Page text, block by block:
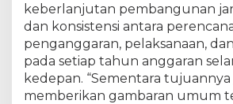
keberlanjutan pembangunan
dan konsistensi antara
penganggaran, pelaksanaan,
pada setiap tahun anggaran
kedepan. “Sementara tujuannya
memberikan gambaran umum